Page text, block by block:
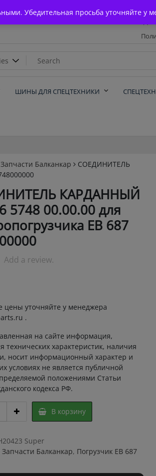
Убедительная просьба уточняйте у
ШИНЫ ДЛЯ СПЕЦТЕХНИКИ
Запчасти Балканкар
СОЕДИНИТЕЛЬ
КАРДАННЫЙ
5748 00.00.00 для
ЕВ 687
Add a review.
цены уточняйте у менеджера
.
на сайте информация,
технических характеристик, наличия
носит информационный характер и
условиях не является публичной
положениями Статьи
кодекса РФ.
В корзину
Super
Запчасти Балканкар, Погрузчик ЕВ 687